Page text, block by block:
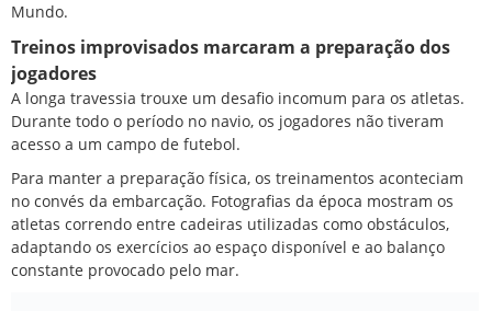
Mundo.
Treinos improvisados marcaram a preparação dos
jogadores
A longa travessia trouxe um desafio incomum para os atletas.
Durante todo o período no navio, os jogadores não tiveram
acesso a um campo de futebol.
Para manter a preparação física, os treinamentos aconteciam
no convés da embarcação. Fotografias da época mostram os
atletas correndo entre cadeiras utilizadas como obstáculos,
adaptando os exercícios ao espaço disponível e ao balanço
constante provocado pelo mar.